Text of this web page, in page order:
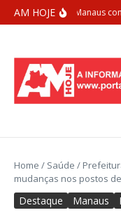
Ir para o conteúdo
AM HOJE
Prefeitura de Manaus
Home / Saúde /
mudanças nos postos
Destaque Manaus